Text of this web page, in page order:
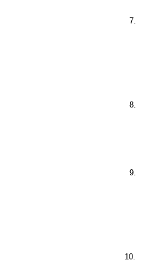
7.
8.
9.
10.